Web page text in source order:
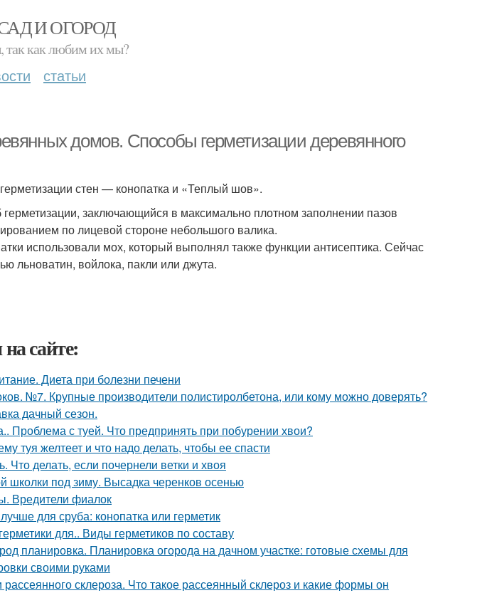
И ОГОРОД
так как любим их мы?
статьи
домов. Способы герметизации деревянного
стен — конопатка и «Теплый шов».
заключающийся в максимально плотном заполнении пазов
по лицевой стороне небольшого валика.
использовали мох, который выполнял также функции антисептика. Сейчас
льноватин, войлока, пакли или джута.
сайте:
Диета при болезни печени
№7. Крупные производители полистиролбетона, или кому можно доверять?
дачный сезон.
Проблема с туей. Что предпринять при побурении хвои?
туя желтеет и что надо делать, чтобы ее спасти
Что делать, если почернели ветки и хвоя
школки под зиму. Высадка черенков осенью
Вредители фиалок
для сруба: конопатка или герметик
для.. Виды герметиков по составу
планировка. Планировка огорода на дачном участке: готовые схемы для
своими руками
склероза. Что такое рассеянный склероз и какие формы он